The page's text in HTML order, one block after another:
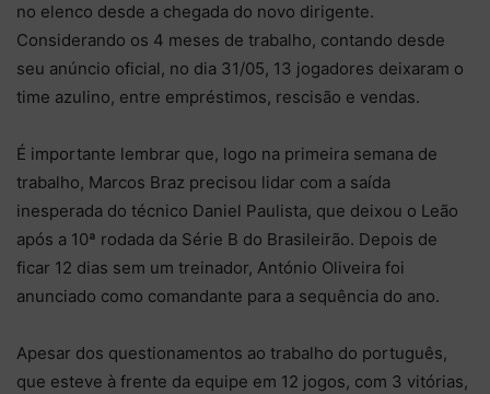
no elenco desde a chegada do novo dirigente.
Considerando os 4 meses de trabalho, contando desde
seu anúncio oficial, no dia 31/05, 13 jogadores deixaram o
time azulino, entre empréstimos, rescisão e vendas.
É importante lembrar que, logo na primeira semana de
trabalho, Marcos Braz precisou lidar com a saída
inesperada do técnico Daniel Paulista, que deixou o Leão
após a 10ª rodada da Série B do Brasileirão. Depois de
ficar 12 dias sem um treinador, António Oliveira foi
anunciado como comandante para a sequência do ano.
Apesar dos questionamentos ao trabalho do português,
que esteve à frente da equipe em 12 jogos, com 3 vitórias,